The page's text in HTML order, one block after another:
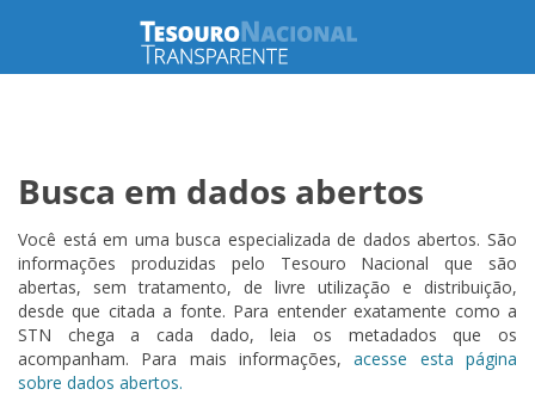
Busca em dados abertos
Você está em uma busca especializada de dados abertos. São
informações produzidas pelo Tesouro Nacional que são
abertas, sem tratamento, de livre utilização e distribuição,
desde que citada a fonte. Para entender exatamente como a
STN chega a cada dado, leia os metadados que os
acompanham. Para mais informações,acesse esta página
sobre dados abertos.